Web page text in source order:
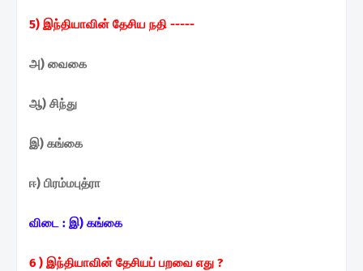
5) இந்தியாவின் தேசிய நதி -----
அ) வைகை
ஆ) சிந்து
இ) கங்கை
ஈ) பிரம்மபுத்ரா
விடை : இ) கங்கை
6 ) இந்தியாவின் தேசியப் பறவை எது ?